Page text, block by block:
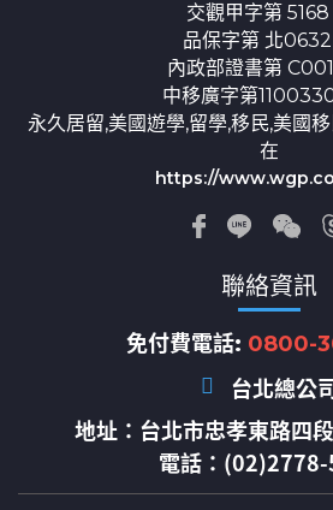
交觀甲字第 5168
品保字第 北
內政部證書第
中移廣字第
永久居留,美國遊學,留學,移民,美國
在
https://
聯絡資訊
免付費電話: 0800-
台北總公司
地址： 台北市忠孝東路四
電話：